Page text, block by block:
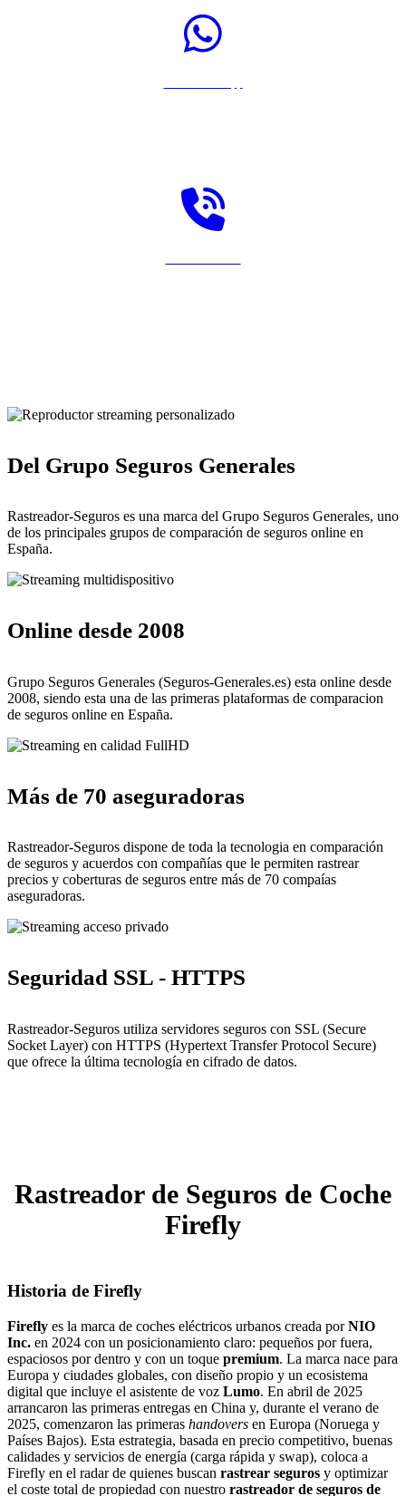
Del Grupo Seguros Generales
Rastreador-Seguros es una marca del Grupo Seguros Generales, uno
de los principales grupos de comparación de seguros online en
España.
Online desde 2008
Grupo Seguros Generales (Seguros-Generales.es) esta online desde
2008, siendo esta una de las primeras plataformas de comparacion
de seguros online en España.
Más de 70 aseguradoras
Rastreador-Seguros dispone de toda la tecnologia en comparación
de seguros y acuerdos con compañías que le permiten rastrear
precios y coberturas de seguros entre más de 70 compaías
aseguradoras.
Seguridad SSL - HTTPS
Rastreador-Seguros utiliza servidores seguros con SSL (Secure
Socket Layer) con HTTPS (Hypertext Transfer Protocol Secure)
que ofrece la última tecnología en cifrado de datos.
Rastreador de Seguros de Coche
Firefly
Historia de Firefly
Firefly es la marca de coches eléctricos urbanos creada porNIO
Inc. en 2024 con un posicionamiento claro: pequeños por fuera,
espaciosos por dentro y con un toque premium. La marca nace para
Europa y ciudades globales, con diseño propio y un ecosistema
digital que incluye el asistente de voz Lumo. En abril de 2025
arrancaron las primeras entregas en China y, durante el verano de
2025, comenzaron las primeras handovers en Europa (Noruega y
Países Bajos). Esta estrategia, basada en precio competitivo, buenas
calidades y servicios de energía (carga rápida y swap), coloca a
Firefly en el radar de quienes buscan rastrear seguros y optimizar
el coste total de propiedad con nuestro rastreador de seguros de